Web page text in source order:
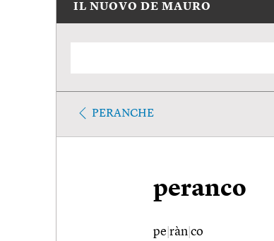
IL NUOVO DE MAURO
PERANCHE
peranco
pe ràn co